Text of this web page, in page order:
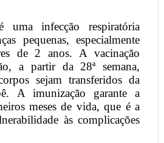
infecção respiratória
pequenas, especialmente
de 2 anos. A vacinação
a partir da 28ª semana,
sejam transferidos da
A imunização garante a
meses de vida, que é a
às complicações